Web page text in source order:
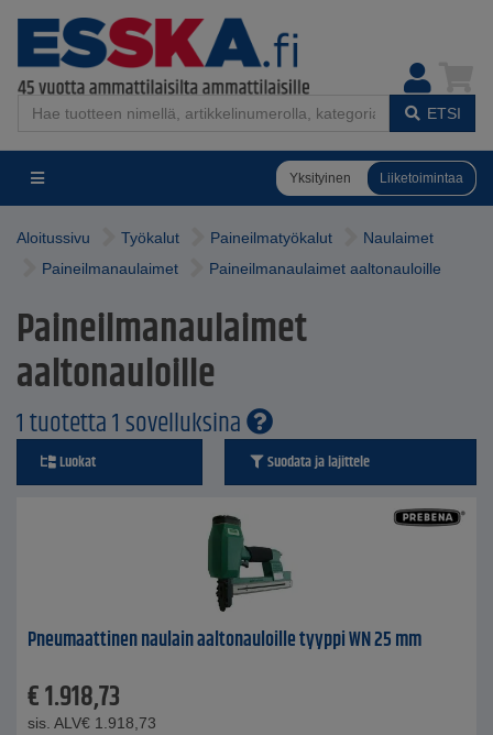
ETSI
Yksityinen Liiketoimintaa
Aloitussivu Työkalut Paineilmatyökalut
Naulaimet
Paineilmanaulaimet
Paineilmanaulaimet aaltonauloille
Paineilmanaulaimet
aaltonauloille
1 tuotetta 1 sovelluksina
Luokat Suodata ja lajittele
Pneumaattinen naulain aaltonauloille tyyppi WN 25 mm
€1.918,73
sis. ALV€ 1.918,73